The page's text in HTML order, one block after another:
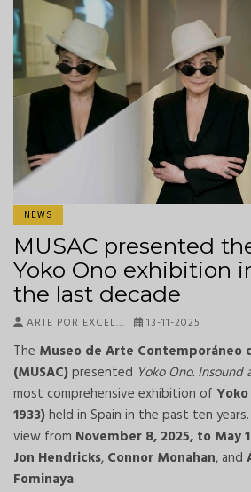
NEWS
MUSAC presented
Yoko Ono exhibition
the last decade
ARTE POR EXCEL… 13-11-2025
The Museo de Arte Contemporáneo
(MUSAC)presented Yoko Ono. Insound
most comprehensive exhibition of
1933)held in Spain in the past ten
view from November 8, 2025, to May
Jon Hendricks, Connor Monahan, and
Fominaya.